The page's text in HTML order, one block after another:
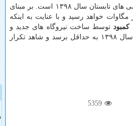
ارتقای این همراهی كه وزیر نیرو از آن سخن به میان آورده، در كوشش برای به حداقل رساندن خاموشی های تابستان سال ۱۳۹۸ است. بر مبنای
سال آینده به رقمی در حدود ۶۱ هزار مگاوات خواهد رسید و با عنایت به اینكه
كمبود توسط ساخت نیروگاه های جدید و
حدود ۳۰۰۰ مگاوات هم با مدیریت مصرف انرژی از جانب مردم جبران شود تا مشكلات پیك تابستان سال ۱۳۹۸ به حداقل برسد و شاهد تكرار
5359